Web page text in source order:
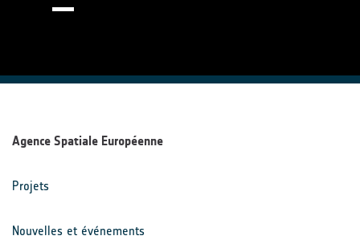
Agence Spatiale Européenne
Projets
Nouvelles et événements